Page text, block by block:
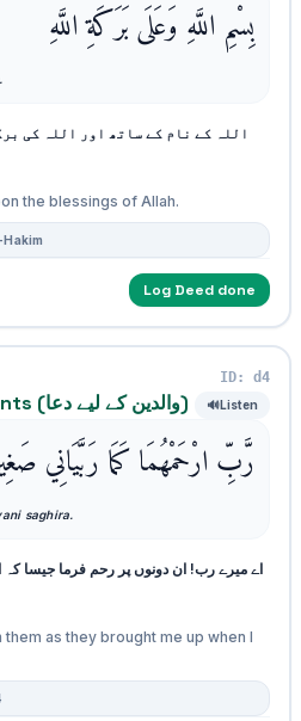
بِسْمِ اللَّهِ وَعَلَى بَرَكَةِ اللَّهِ
اللہ کے نام کے ساتھ اور اللہ کی
the blessings of Allah.
Log Deed done
ID: d4
Dua for Dearest Parents (والدین کے لیے دعا) 🔊Listen
رَّبِّ ارْحَمْهُمَا كَمَا رَبَّيَانِي
saghira.
اے میرے رب! ان دونوں پر رحم فرما جیسا
as they brought me up when I